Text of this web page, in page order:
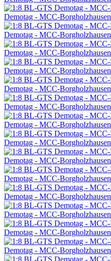
Demotag - MCC-Borgholzhausen
Demotag - MCC-Borgholzhausen
Demotag - MCC-Borgholzhausen
Demotag - MCC-Borgholzhausen
Demotag - MCC-Borgholzhausen
Demotag - MCC-Borgholzhausen
Demotag - MCC-Borgholzhausen
Demotag - MCC-Borgholzhausen
Demotag - MCC-Borgholzhausen
Demotag - MCC-Borgholzhausen
Demotag - MCC-Borgholzhausen
Demotag - MCC-Borgholzhausen
Demotag - MCC-Borgholzhausen
Demotag - MCC-Borgholzhausen